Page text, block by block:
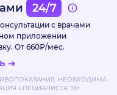
24/7
с врачами
приложении
От 660₽/мес.
НЕОБХОДИМА
СПЕЦИАЛИСТА. 18+